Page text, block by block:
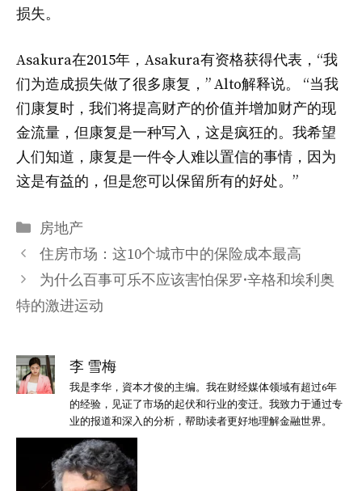
损失。
Asakura在2015年，Asakura有资格获得代表，“我
们为造成损失做了很多康复，” Alto解释说。 “当我
们康复时，我们将提高财产的价值并增加财产的现
金流量，但康复是一种写入，这是疯狂的。我希望
人们知道，康复是一件令人难以置信的事情，因为
这是有益的，但是您可以保留所有的好处。”
分
类
房地产
住房市场：这10个城市中的保险成本最高
为什么百事可乐不应该害怕保罗·辛格和埃利奥
特的激进运动
李 雪梅
我是李华，資本才俊的主编。我在财经媒体领域有超过6年
的经验，见证了市场的起伏和行业的变迁。我致力于通过专
业的报道和深入的分析，帮助读者更好地理解金融世界。